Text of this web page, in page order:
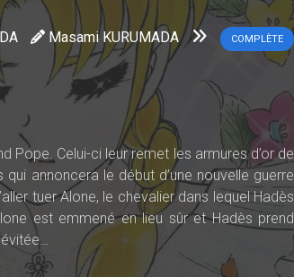
Masami KURUMADA COMPLÈTE
Pope. Celui-ci leur remet les armures d’or de
annoncera le début d’une nouvelle guerre
tuer Alone, le chevalier dans lequel Hadès
est emmené en lieu sûr et Hadès prend